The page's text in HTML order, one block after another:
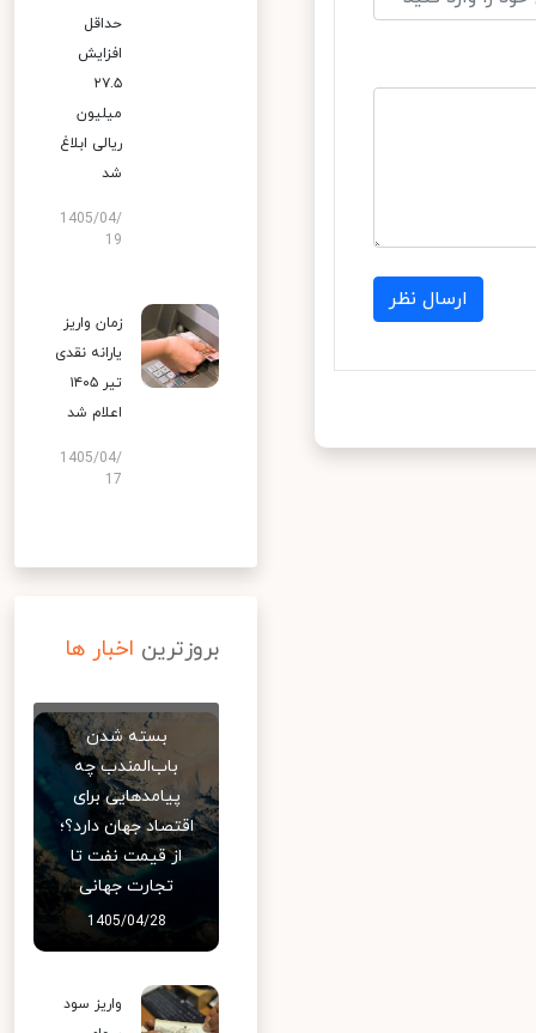
ارسال نظر
حداقل
افزایش
۲۷.۵
میلیون
ریالی ابلاغ
شد
1405/04/
19
زمان واریز
یارانه نقدی
تیر ۱۴۰۵
اعلام شد
1405/04/
17
بروزترین اخبار ها
بسته شدن
باب‌المندب چه
پیامدهایی برای
اقتصاد جهان دارد؟؛
از قیمت نفت تا
تجارت جهانی
1405/04/28
واریز سود